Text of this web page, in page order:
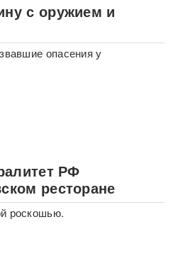
с оружием и
опасения у
РФ
ресторане
роскошью.